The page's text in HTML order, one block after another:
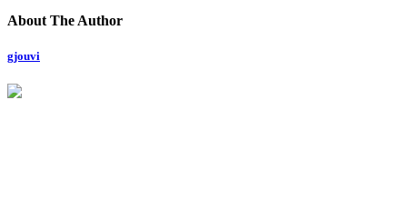
About The Author
gjouvi